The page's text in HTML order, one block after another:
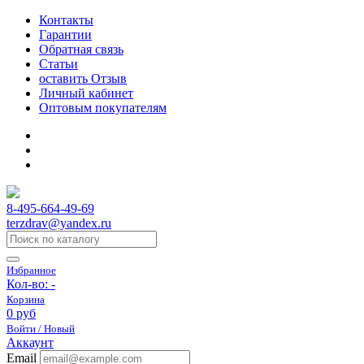
Контакты
Гарантии
Обратная связь
Статьи
оставить Отзыв
Личный кабинет
Оптовым покупателям
8-495-664-49-69
terzdrav@yandex.ru
Избранное
Кол-во: -
Корзина
0 руб
Войти / Новый
Аккаунт
Email